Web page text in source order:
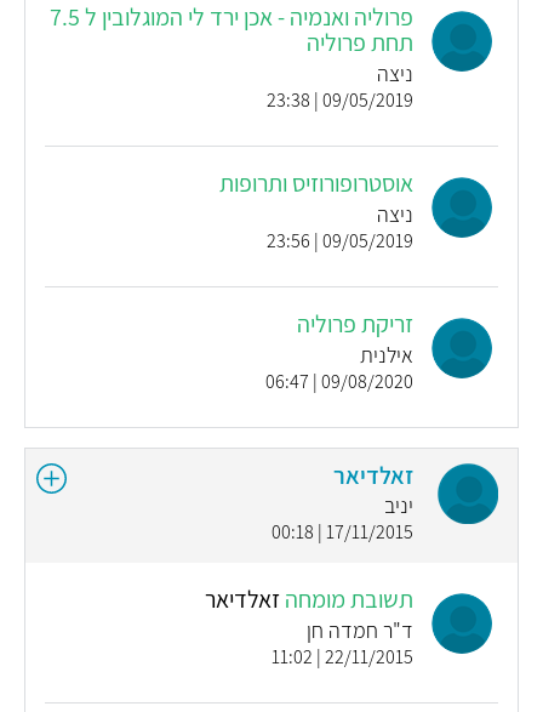
פרוליה ואנמיה - אכן ירד לי המוגלובין ל 7.5
תחת פרוליה
ניצה
09/05/2019 | 23:38
אוסטרופורוזיס ותרופות
ניצה
09/05/2019 | 23:56
זריקת פרוליה
אילנית
09/08/2020 | 06:47
זאלדיאר
יניב
17/11/2015 | 00:18
תשובת מומחהזאלדיאר
ד"ר חמדה חן
22/11/2015 | 11:02